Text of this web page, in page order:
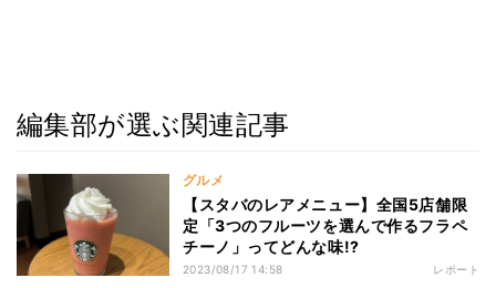
編集部が選ぶ関連記事
グルメ
【スタバのレアメニュー】全国5店舗限
定「3つのフルーツを選んで作るフラペ
チーノ」ってどんな味!?
2023/08/17 14:58 レポート